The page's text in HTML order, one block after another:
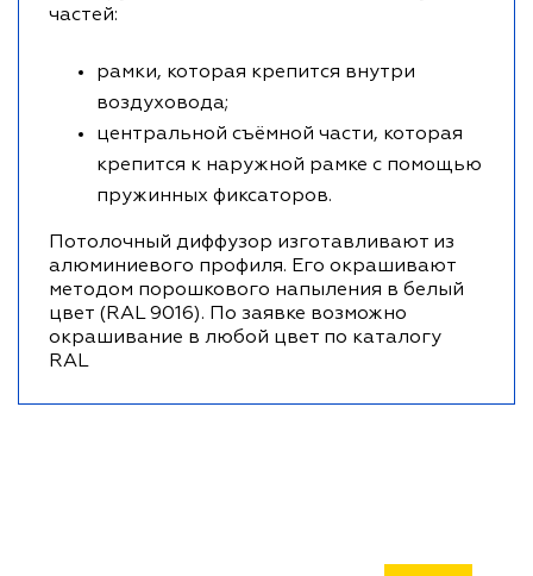
частей:
рамки, которая крепится внутри
воздуховода;
центральной съёмной части, которая
крепится к наружной рамке с помощью
пружинных фиксаторов.
Потолочный диффузор изготавливают из
алюминиевого профиля. Его окрашивают
методом порошкового напыления в белый
цвет (RAL 9016). По заявке возможно
окрашивание в любой цвет по каталогу
RAL